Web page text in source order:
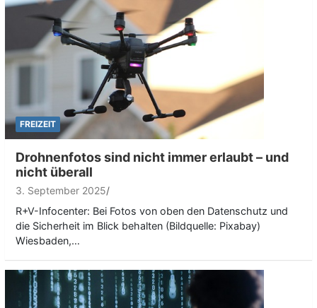
FREIZEIT
Drohnenfotos sind nicht immer erlaubt – und
nicht überall
3. September 2025
R+V-Infocenter: Bei Fotos von oben den Datenschutz und
die Sicherheit im Blick behalten (Bildquelle: Pixabay)
Wiesbaden,…